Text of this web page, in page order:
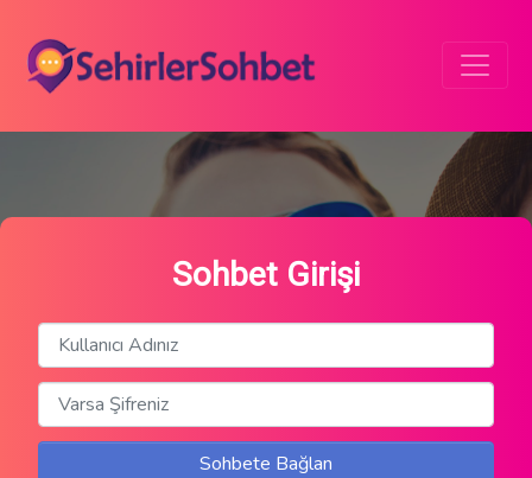
Sohbet Girişi
Sohbete Bağlan